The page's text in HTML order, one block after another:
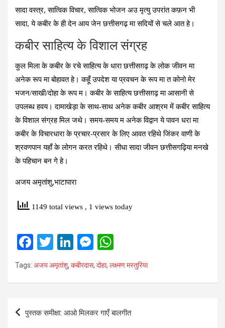
सादा वस्त्र, सात्विक विचार, सात्विक भोजन अउ मृत्यु उपरांत कफ़न भी
सादा, ये कबीर के ही देन आय जेन छत्तीसगढ़ मा सदियों से चले आत हे।
कबीर साहित्य के विशाल संग्रह
कुल मिला के कबीर के रचे साहित्य के धारा छत्तीसग़ढ़ के लोक जीवन मा
अनेक रूप मा बोहावत हे। कहूँ उपदेश या प्रवचन के रूप मा त कोनो मेर
भजन/साखी/दोहा के रूप म। कबीर के साहित्य छत्तीसग़ढ़ मा आसानी से
उपलब्ध हवय। दामाखेड़ा के साथ-साथ अनेक कबीर आश्रम में कबीर साहित्य
के विशाल संग्रह मिल जथे। समय-समय म अनेक विद्वान ये पावन धरा मा
कबीर के विचारधारा के प्रचार-प्रसार के लिए आवत रहिथे जिंकर वाणी के
श्रवणपान यहाँ के लोगन करत रहिथे। सीधा सादा जीवन छत्तीसगढ़िया मनखे
के पहिचान बन गे हे।
अजय अमृतांशु,भाटापारा
1149 total views , 1 views today
F
a
ce
o
T
wi
tt
Li
n
ke
n
M
es
se
g
h
at
A
Tags: अजय अमृतांशु, कबीरदास, दोहा, लक्ष्‍मण मस्‍तुरिया
navigation
पुस्‍तक समीक्षा: आओ मिलकर गाएँ बालगीत